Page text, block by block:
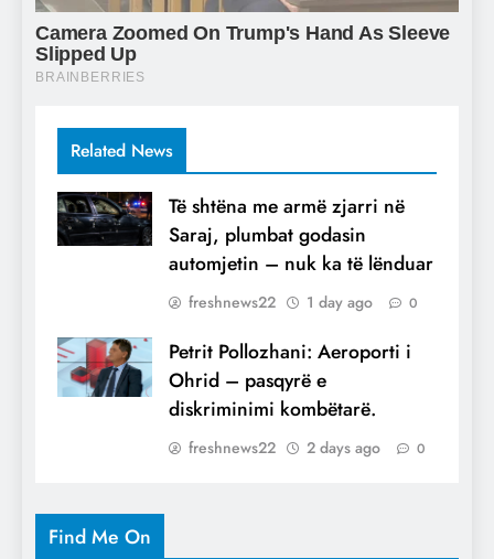
Related News
Të shtëna me armë zjarri në
Saraj, plumbat godasin
automjetin – nuk ka të lënduar
freshnews22 1 day ago 0
Petrit Pollozhani: Aeroporti i
Ohrid – pasqyrë e
diskriminimi kombëtarë.
freshnews22 2 days ago 0
Find Me On